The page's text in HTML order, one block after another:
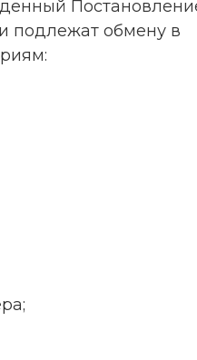
подлежат обмену в